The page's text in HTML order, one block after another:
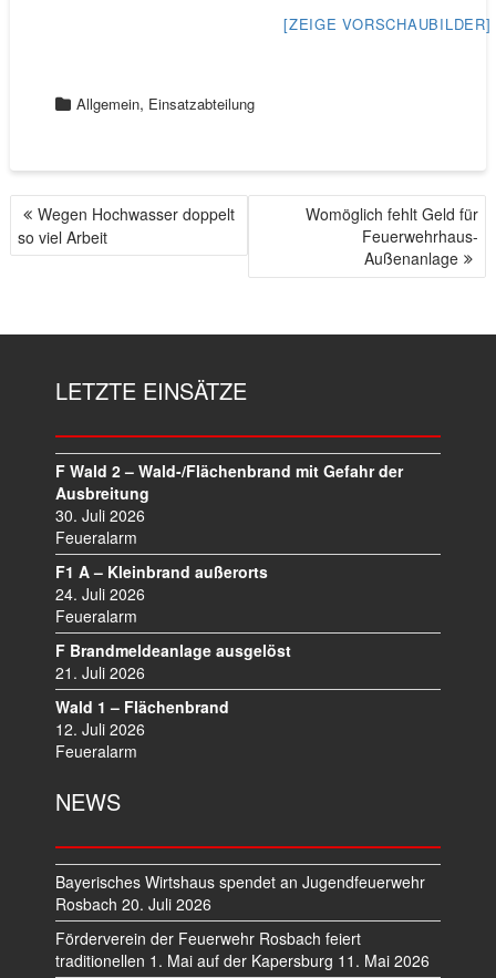
[ZEIGE VORSCHAUBILDER]
Allgemein, Einsatzabteilung
B
E
Wegen Hochwasser doppelt
so viel Arbeit
Womöglich fehlt Geld für
Feuerwehrhaus-
Außenanlage
LETZTE EINSÄTZE
F Wald 2 – Wald-/Flächenbrand mit Gefahr der
Ausbreitung
30. Juli 2026
Feueralarm
F1 A – Kleinbrand außerorts
24. Juli 2026
Feueralarm
F Brandmeldeanlage ausgelöst
21. Juli 2026
Wald 1 – Flächenbrand
12. Juli 2026
Feueralarm
NEWS
Bayerisches Wirtshaus spendet an Jugendfeuerwehr
Rosbach 20. Juli 2026
Förderverein der Feuerwehr Rosbach feiert
traditionellen 1. Mai auf der Kapersburg 11. Mai 2026